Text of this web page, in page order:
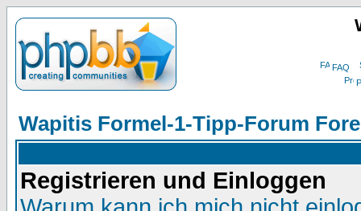
FAQ
Wapitis Formel-1-Tipp-Forum
Registrieren und Einloggen